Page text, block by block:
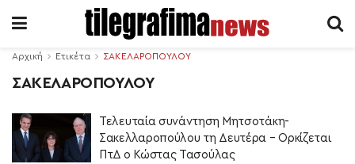
Αρχική Ετικέτα ΣΑΚΕΛΑΡΟΠΟΥΛΟΥ
ΣΑΚΕΛΑΡΟΠΟΥΛΟΥ
Τελευταία συνάντηση Μητσοτάκη-
Σακελλαροπούλου τη Δευτέρα – Ορκίζεται
ΠτΔ ο Κώστας Τασούλας